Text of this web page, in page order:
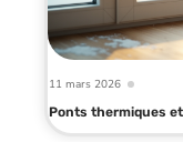
11 mars 2026
Ponts thermiques